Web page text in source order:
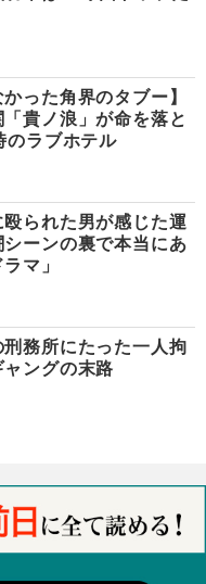
かった角界のタブー】
貴ノ浪」が命を落と
のラブホテル
られた男が感じた運
ーンの裏で本当にあ
マ」
刑務所にたった一人拘
ングの末路